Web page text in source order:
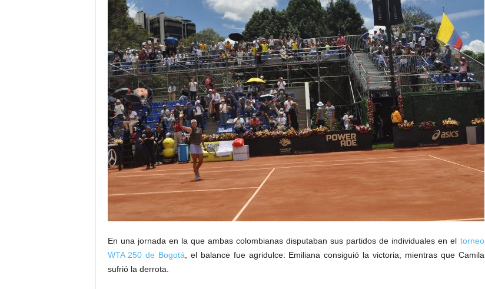
En una jornada en la que ambas colombianas disputaban sus partidos de individuales en el torneo
WTA 250 de Bogotá , el balance fue agridulce: Emiliana consiguió la victoria, mientras que Camila
sufrió la derrota.